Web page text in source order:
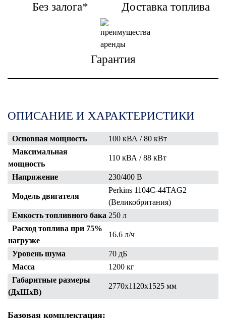
Без залога* Доставка топлива
Гарантия
ОПИСАНИЕ И ХАРАКТЕРИСТИКИ
Основная мощность
100 кВА / 80 кВт
Максимальная
мощность
110 кВА / 88 кВт
Напряжение 230/400 В
Модель двигателя
Perkins 1104C-44TAG2
(Великобритания)
Емкость топливного бака 250 л
Расход топлива при 75%
нагрузке
16.6 л/ч
Уровень шума
70 дБ
Масса
1200 кг
Габаритные размеры
(ДхШхВ)
2770x1120x1525 мм
Базовая комплектация: